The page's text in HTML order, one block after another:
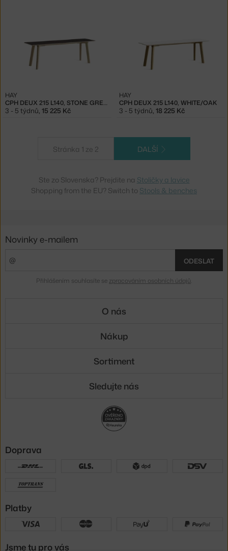
CPH DEUX 215 L140, STONE GREY/BEECH
HAY
3 - 5 týdnů, 15 225 Kč
CPH DEUX 215 L140, WHITE/OAK
HAY
3 - 5 týdnů, 18 225 Kč
Stránka 1 ze 2 DALŠÍ
Ste zo Slovenska? Prejdite na Stoličky a lavice
Shopping from the EU? Switch to Stools & benches
Novinky e-mailem
ODESLAT
Přihlášením souhlasíte se zpracováním osobních údajů
O nás
Nákup
Sortiment
Sledujte nás
Doprava
Platby
Jsme tu pro vás